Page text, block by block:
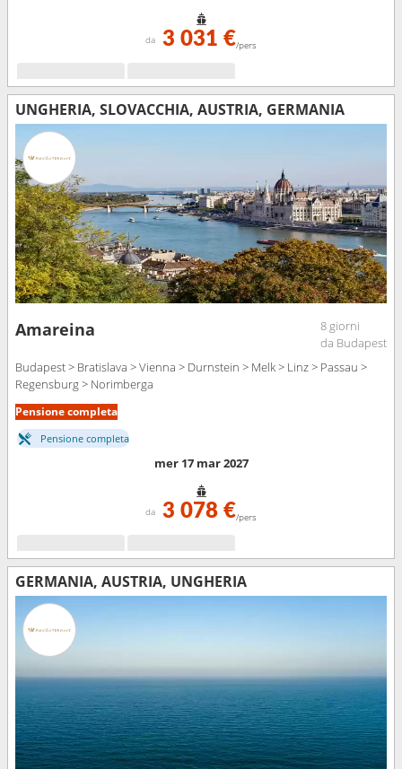
da 3 031 €/pers
UNGHERIA, SLOVACCHIA, AUSTRIA, GERMANIA
Amareina
8 giorni
da Budapest
Budapest > Bratislava > Vienna > Durnstein > Melk > Linz > Passau >
Regensburg > Norimberga
Pensione completa
Pensione completa
mer 17 mar 2027
da 3 078 €/pers
GERMANIA, AUSTRIA, UNGHERIA